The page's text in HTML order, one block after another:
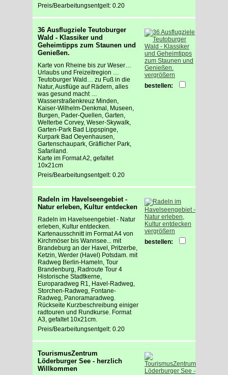
Preis/Bearbeitungsentgelt: 0.20
36 Ausflugziele Teutoburger
Wald - Klassiker und
Geheimtipps zum Staunen und
Genießen.
Karte von Rheine bis zur Weser…
Urlaubs und Freizeitregion …
Teutoburger Wald… zu Fuß in die
Natur, Ausflüge auf Rädern, alles
was gesund macht …
Wasserstraßenkreuz Minden,
Kaiser-Wilhelm-Denkmal, Museen,
Burgen, Pader-Quellen, Garten,
Welterbe Corvey, Weser-Skywalk,
Garten-Park Bad Lippspinge,
Kurpark Bad Oeyenhausen,
Gartenschaupark, Gräflicher Park,
Safariland.
Karte im Format A2, gefaltet
10x21cm
Preis/Bearbeitungsentgelt: 0.20
vergrößern
bestellen:
Radeln im Havelseengebiet -
Natur erleben, Kultur entdecken
Radeln im Havelseengebiet - Natur
erleben, Kultur entdecken.
Kartenausschnitt im Format A4 von
Kirchmöser bis Wannsee... mit
Brandeburg an der Havel, Pritzerbe,
Ketzin, Werder (Havel) Potsdam. mit
Radweg Berlin-Hameln, Tour
Brandenburg, Radroute Tour 4
Historische Stadtkerne,
Europaradweg R1, Havel-Radweg,
Storchen-Radweg, Fontane-
Radweg, Panoramaradweg.
Rückseite Kurzbeschreibung einiger
radtouren und Rundkurse. Format
A3, gefaltet 10x21cm.
Preis/Bearbeitungsentgelt: 0.20
vergrößern
bestellen:
TourismusZentrum
Löderburger See - herzlich
Willkommen